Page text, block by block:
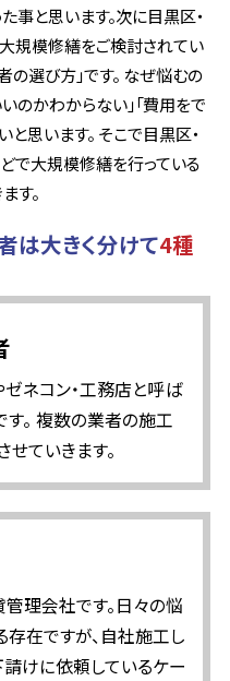
と思います。次に目黒区・
規模修繕をご検討されてい
の選び方」です。 なぜ悩むの
のかわからない」「費用をで
思います。 そこで目黒区・
で大規模修繕を行っている
す。
は大きく分けて4種
ネコン・工務店と呼ば
。 複数の業者の施工
ていきます。
理会社です。日々の悩
存在ですが、自社施工し
請けに依頼しているケー